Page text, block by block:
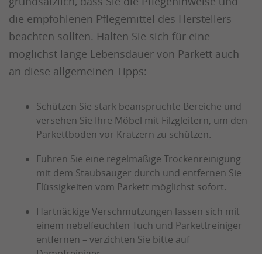
die empfohlenen Pflegemittel des Herstellers
beachten sollten. Halten Sie sich für eine
möglichst lange Lebensdauer von Parkett auch
an diese allgemeinen Tipps:
Schützen Sie stark beanspruchte Bereiche und
versehen Sie Ihre Möbel mit Filzgleitern, um den
Parkettboden vor Kratzern zu schützen.
Führen Sie eine regelmäßige Trockenreinigung
mit dem Staubsauger durch und entfernen Sie
Flüssigkeiten vom Parkett möglichst sofort.
Hartnäckige Verschmutzungen lassen sich mit
einem nebelfeuchten Tuch und Parkettreiniger
entfernen – verzichten Sie bitte auf